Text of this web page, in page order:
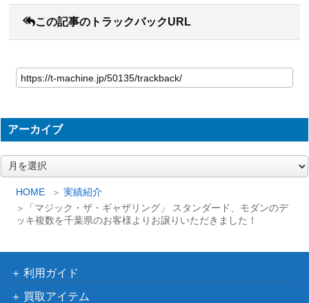
HOME
実績紹介
「マジック・ザ・ギャザリング」 スタンダード、モダンのデ
ッキ複数を千葉県のお客様よりお譲りいただきました！
この記事のトラックバックURL
アーカイブ
ア
ー
利用ガイド
買取アイテム